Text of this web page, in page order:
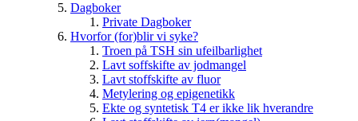
Dagboker
Private Dagboker
Hvorfor (for)blir vi syke?
Troen på TSH sin ufeilbarlighet
Lavt soffskifte av jodmangel
Lavt stoffskifte av fluor
Metylering og epigenetikk
Ekte og syntetisk T4 er ikke lik hverandre